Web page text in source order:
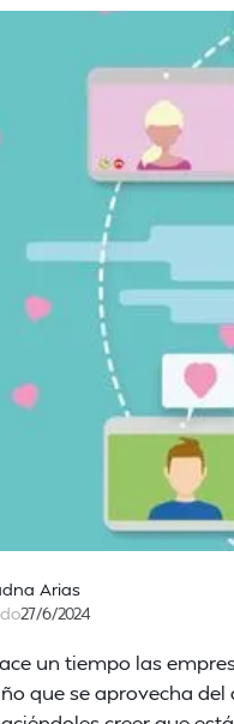
Arias
27/6/2024
un tiempo las
que se aprovecha